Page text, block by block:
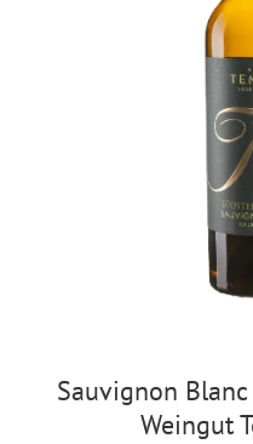
Sauvignon
Weingut